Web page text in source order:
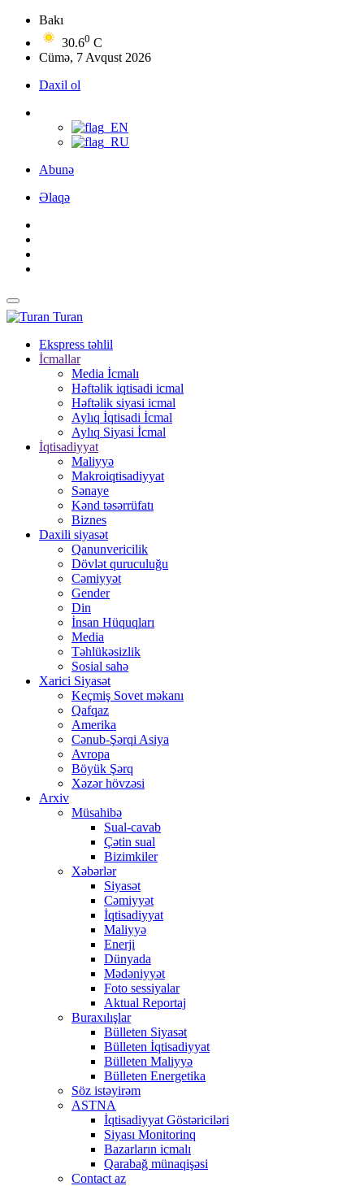
Bakı
30.60 C
Cümə, 7 Avqust 2026
Daxil ol
Abunə
Əlaqə
Turan
Ekspress təhlil
İcmallar
Media İcmalı
Həftəlik iqtisadi icmal
Həftəlik siyasi icmal
Aylıq İqtisadi İcmal
Aylıq Siyasi İcmal
İqtisadiyyat
Maliyyə
Makroiqtisadiyyat
Sənaye
Kənd təsərrüfatı
Biznes
Daxili siyasət
Qanunvericilik
Dövlət quruculuğu
Cəmiyyət
Gender
Din
İnsan Hüquqları
Media
Təhlükəsizlik
Sosial sahə
Xarici Siyasət
Keçmiş Sovet məkanı
Qafqaz
Amerika
Cənub-Şərqi Asiya
Avropa
Böyük Şərq
Xəzər hövzəsi
Arxiv
Müsahibə
Sual-cavab
Çətin sual
Bizimkiler
Xəbərlər
Siyasət
Cəmiyyət
İqtisadiyyat
Maliyyə
Enerji
Dünyada
Mədəniyyət
Foto sessiyalar
Aktual Reportaj
Buraxılışlar
Bülleten Siyasət
Bülleten İqtisadiyyat
Bülleten Maliyyə
Bülleten Energetika
Söz istəyirəm
ASTNA
İqtisadiyyat Göstəriciləri
Siyası Monitorinq
Bazarların icmalı
Qarabağ münaqişəsi
Contact az